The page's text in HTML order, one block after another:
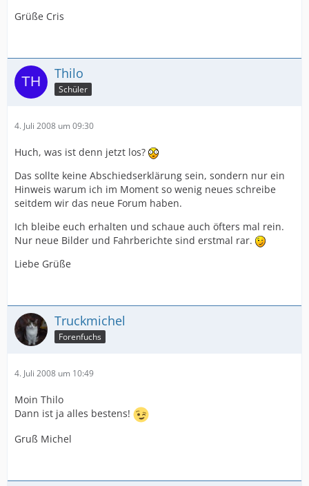
Grüße Cris
Thilo
Schüler
4. Juli 2008 um 09:30
Huch, was ist denn jetzt los?
Das sollte keine Abschiedserklärung sein, sondern nur ein
Hinweis warum ich im Moment so wenig neues schreibe
seitdem wir das neue Forum haben.
Ich bleibe euch erhalten und schaue auch öfters mal rein.
Nur neue Bilder und Fahrberichte sind erstmal rar.
Liebe Grüße
Truckmichel
Forenfuchs
4. Juli 2008 um 10:49
Moin Thilo
Dann ist ja alles bestens!
Gruß Michel